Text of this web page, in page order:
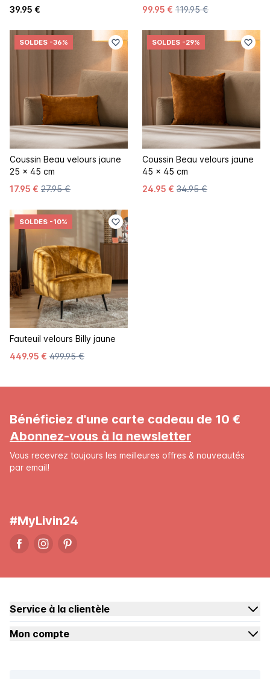
39.95 €
99.95 € 119.95 €
SOLDES -36%
Coussin Beau velours jaune
25 x 45 cm
17.95 € 27.95 €
SOLDES -29%
Coussin Beau velours jaune
45 x 45 cm
24.95 € 34.95 €
SOLDES -10%
Fauteuil velours Billy jaune
449.95 € 499.95 €
Bénéficiez d'une carte cadeau de 10 €
Abonnez-vous à la newsletter
Vous recevrez toujours les meilleures offres & nouveautés
par email!
#MyLivin24
Service à la clientèle
Mon compte